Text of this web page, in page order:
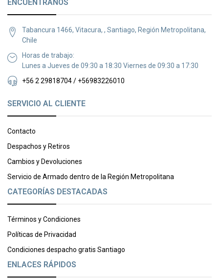
ENCUÉNTRANOS
Tabancura 1466, Vitacura, , Santiago, Región Metropolitana,
Chile
Horas de trabajo:
Lunes a Jueves de 09:30 a 18:30 Viernes de 09:30 a 17:30
+56 2 29818704 / +56983226010
SERVICIO AL CLIENTE
Contacto
Despachos y Retiros
Cambios y Devoluciones
Servicio de Armado dentro de la Región Metropolitana
CATEGORÍAS DESTACADAS
Términos y Condiciones
Políticas de Privacidad
Condiciones despacho gratis Santiago
ENLACES RÁPIDOS